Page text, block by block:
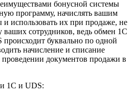
бонусной системы
программу, начислять вашим
использовать их при продаже, не
ваших сотрудников, ведь обмен 1С
буквально по одной
начисление и списание
документов продажи в
1С и UDS: